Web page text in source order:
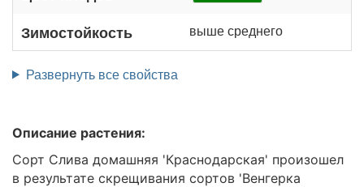
Зимостойкость выше среднего
Развернуть все свойства
Описание растения:
Сорт Слива домашняя 'Краснодарская' произошел
в результате скрещивания сортов 'Венгерка